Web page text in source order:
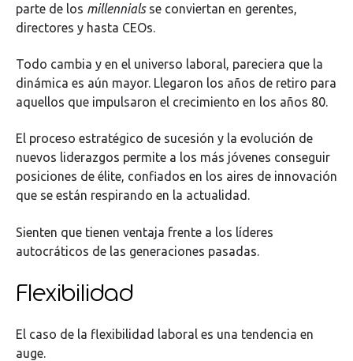
parte de los millennialsse conviertan en gerentes,
directores y hasta CEOs.
Todo cambia y en el universo laboral, pareciera que la
dinámica es aún mayor. Llegaron los años de retiro para
aquellos que impulsaron el crecimiento en los años 80.
El proceso estratégico de sucesión y la evolución de
nuevos liderazgos permite a los más jóvenes conseguir
posiciones de élite, confiados en los aires de innovación
que se están respirando en la actualidad.
Sienten que tienen ventaja frente a los líderes
autocráticos de las generaciones pasadas.
Flexibilidad
El caso de la flexibilidad laboral es una tendencia en
auge.